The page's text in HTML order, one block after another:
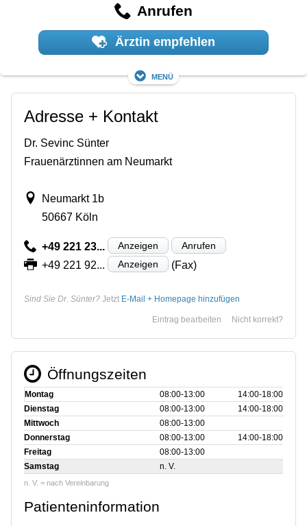
Anrufen
Ärztin empfehlen
Menü
Adresse + Kontakt
Dr. Sevinc Sünter
Frauenärztinnen am Neumarkt
Neumarkt 1b
50667 Köln
+49 221 23... Anzeigen Anrufen
+49 221 92... Anzeigen (Fax)
Sind Sie Dr. Sünter? Jetzt E-Mail + Homepage hinzufügen
Nicht korrekt?
Eintrag bearbeiten
Öffnungszeiten
Montag 08:00‑13:00
14:00‑18:00
Dienstag
08:00‑13:00
14:00‑18:00
Mittwoch
08:00‑13:00
Donnerstag
08:00‑13:00
14:00‑18:00
Freitag
08:00‑13:00
Samstag
n. V.
n. V. = nach Vereinbarung
Patienteninformation